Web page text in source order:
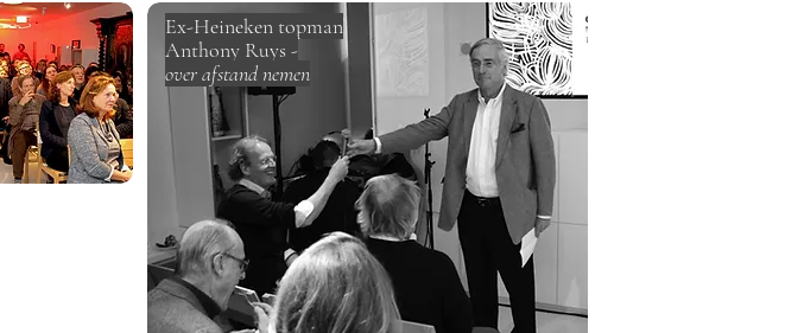
Ex-Heineken topman
Anthony Ruys -
over afstand nemen